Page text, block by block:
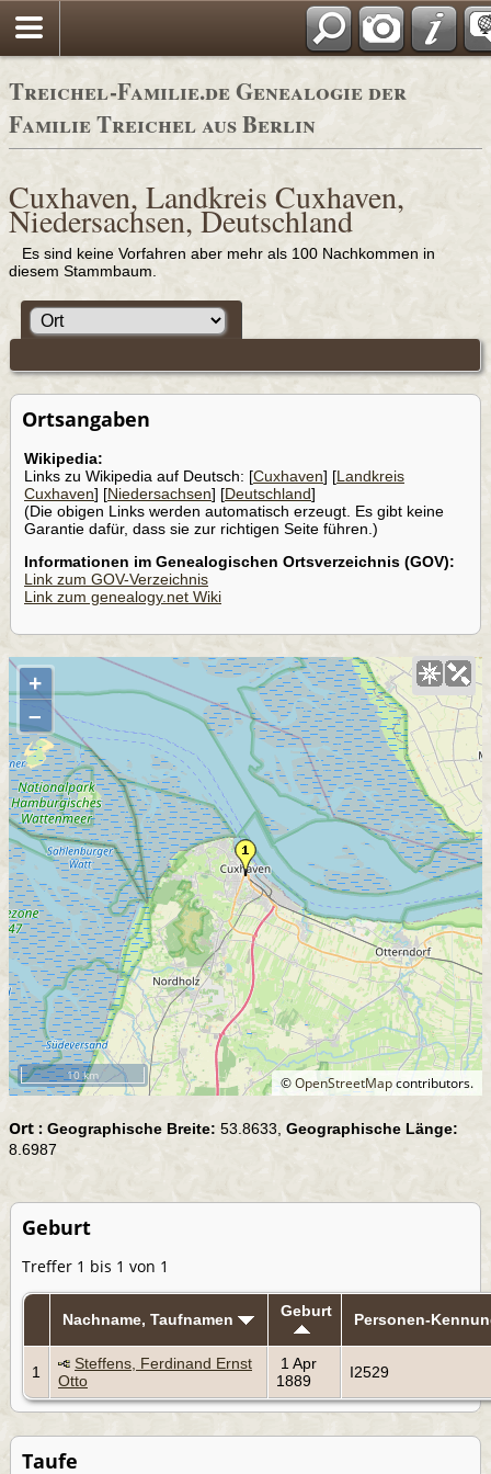
Adressbücher
Treichel-Familie.de Genealogie der
Familie Treichel aus Berlin
Cuxhaven, Landkreis Cuxhaven,
Niedersachsen, Deutschland
Es sind keine Vorfahren aber mehr als 100 Nachkommen in
diesem Stammbaum.
Ortsangaben
Wikipedia:
Links zu Wikipedia auf Deutsch: [Cuxhaven] [Landkreis
Cuxhaven] [Niedersachsen] [Deutschland]
(Die obigen Links werden automatisch erzeugt. Es gibt keine
Garantie dafür, dass sie zur richtigen Seite führen.)
Informationen im Genealogischen Ortsverzeichnis (GOV):
Link zum GOV-Verzeichnis
Link zum genealogy.net Wiki
+
–
©OpenStreetMapcontributors.
10 km
Ort : Geographische Breite:53.8633, Geographische Länge:
8.6987
Geburt
Treffer 1 bis 1 von 1
Nachname, Taufnamen Geburt Personen-
1
Steffens, Ferdinand Ernst
Otto
1 Apr
1889
I2529
Taufe